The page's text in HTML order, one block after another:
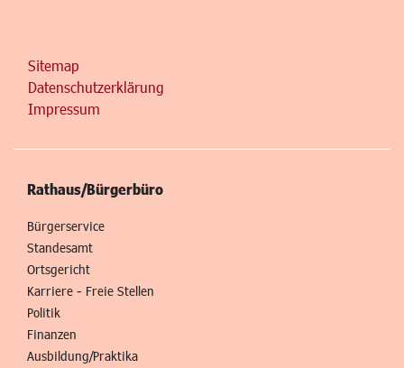
Sitemap
Datenschutzerklärung
Impressum
Rathaus/Bürgerbüro
Bürgerservice
Standesamt
Ortsgericht
Karriere - Freie Stellen
Politik
Finanzen
Ausbildung/Praktika